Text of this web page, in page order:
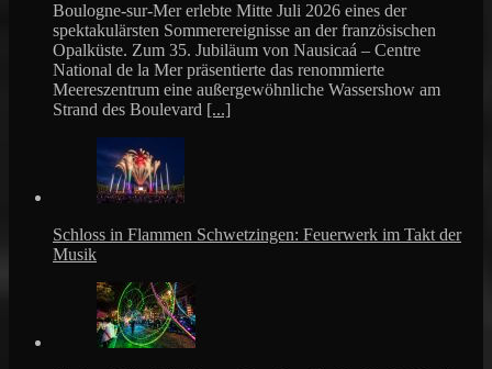
Boulogne-sur-Mer erlebte Mitte Juli 2026 eines der
spektakulärsten Sommerereignisse an der französischen
Opalküste. Zum 35. Jubiläum von Nausicaá – Centre
National de la Mer präsentierte das renommierte
Meereszentrum eine außergewöhnliche Wassershow am
Strand des Boulevard [...]
Schloss in Flammen Schwetzingen: Feuerwerk im Takt der
Musik